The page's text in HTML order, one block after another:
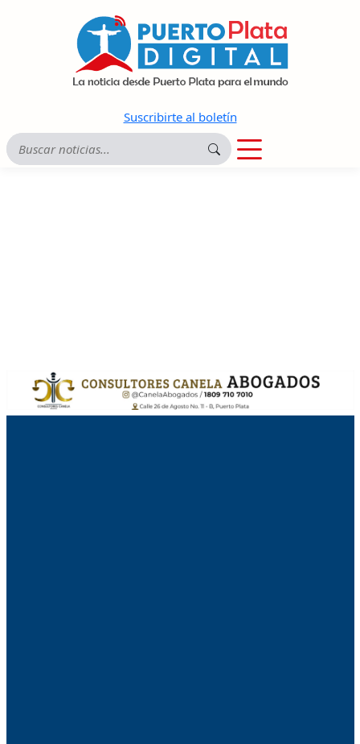
Suscribirte al boletín